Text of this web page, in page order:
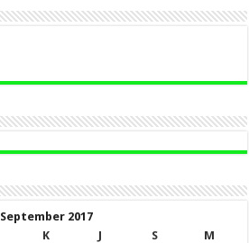
September 2017
K J S
M